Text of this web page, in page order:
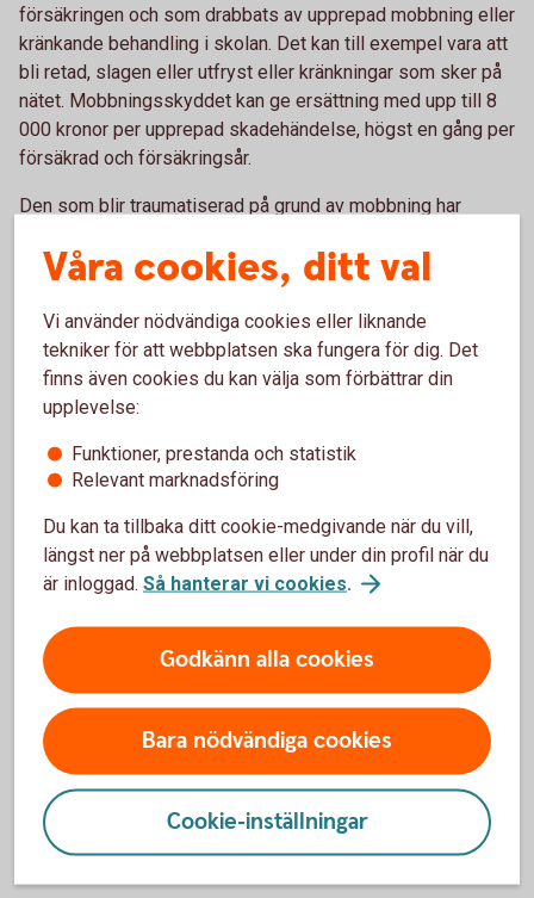
försäkringen och som drabbats av upprepad mobbning eller
kränkande behandling i skolan. Det kan till exempel vara att
bli retad, slagen eller utfryst eller kränkningar som sker på
nätet. Mobbningsskyddet kan ge ersättning med upp till 8
000 kronor per upprepad skadehändelse, högst en gång per
försäkrad och försäkringsår.
Den som blir traumatiserad på grund av mobbning har
den drabbade och övriga som omfattas av försäkringen.
Ivetofta Sparbank är försäkringsförmedlare och Tre Kronor
försäkringsgivare för hemförsäkringarna.
Kontakt
Du är välkommen att ringa Tre Kronors support och anmäla
skada om ditt barn har blivit utsatt för mobbning.
Telefontider måndag till fredag 08.00-17.00.
Ring Tre Kronors support på 0771- 23 33 33
Läs mer om mobbingskyddet under punkt 1.9 i
hemförsäkringens försäkringsvillkor;
Villkor Hemförsäkring (pdf)
Teckna
Hemförsäkring
Våra cookies, ditt val
Vi använder nödvändiga cookies eller liknande
tekniker för att webbplatsen ska fungera för dig. Det
finns även cookies du kan välja som förbättrar din
upplevelse:
Funktioner, prestanda och statistik
Relevant marknadsföring
Du kan ta tillbaka ditt cookie-medgivande när du vill,
längst ner på webbplatsen eller under din profil när du
är inloggad. Så hanterar vi cookies.
Godkänn alla cookies
Bara nödvändiga cookies
Cookie-inställningar